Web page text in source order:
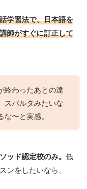
学習法で、日本語を
師がすぐに訂正して
終わったあとの達
スパルタみたいな
〜と実感。
ッド認定校のみ。 低
ンをしたいなら、